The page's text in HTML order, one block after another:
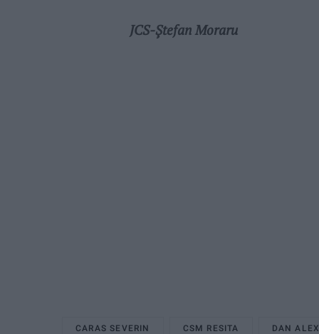
JCS-Ștefan Moraru
CARAS SEVERIN CSM RESITA DAN